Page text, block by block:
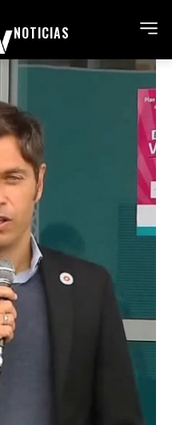
NOTICIAS